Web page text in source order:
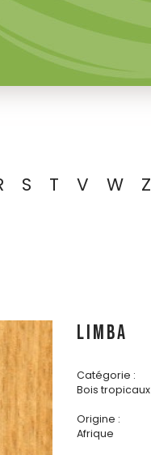
S T V W Z
LIMBA
Catégorie :
Bois tropicaux
Origine :
Afrique